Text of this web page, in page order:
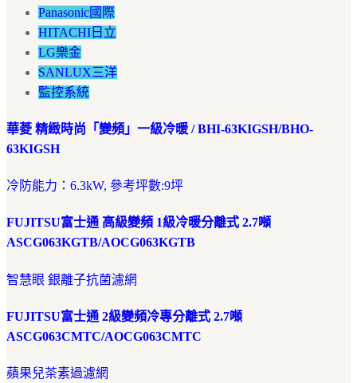
Panasonic國際
HITACHI日立
LG樂金
SANLUX三洋
監控系統
華菱 精緻時尚「變頻」一級冷暖 / BHI-63KIGSH/BHO-
63KIGSH
冷防能力：6.3kW, 參考坪數:9坪
FUJITSU富士通 高級變頻 1級冷暖分離式 2.7噸
ASCG063KGTB/AOCG063KGTB
智慧眼 銀離子抗菌濾網
FUJITSU富士通 2級變頻冷專分離式 2.7噸
ASCG063CMTC/AOCG063CMTC
蘋果兒茶素過濾網